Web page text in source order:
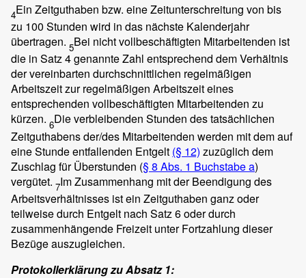
4Ein Zeitguthaben bzw. eine Zeitunterschreitung von bis
zu 100 Stunden wird in das nächste Kalenderjahr
übertragen. 5Bei nicht vollbeschäftigten Mitarbeitenden ist
die in Satz 4 genannte Zahl entsprechend dem Verhältnis
der vereinbarten durchschnittlichen regelmäßigen
Arbeitszeit zur regelmäßigen Arbeitszeit eines
entsprechenden vollbeschäftigten Mitarbeitenden zu
kürzen. 6Die verbleibenden Stunden des tatsächlichen
Zeitguthabens der/des Mitarbeitenden werden mit dem auf
eine Stunde entfallenden Entgelt (§ 12) zuzüglich dem
Zuschlag für Überstunden (§ 8 Abs. 1 Buchstabe a)
vergütet. 7Im Zusammenhang mit der Beendigung des
Arbeitsverhältnisses ist ein Zeitguthaben ganz oder
teilweise durch Entgelt nach Satz 6 oder durch
zusammenhängende Freizeit unter Fortzahlung dieser
Bezüge auszugleichen.
Protokollerklärung zu Absatz 1: